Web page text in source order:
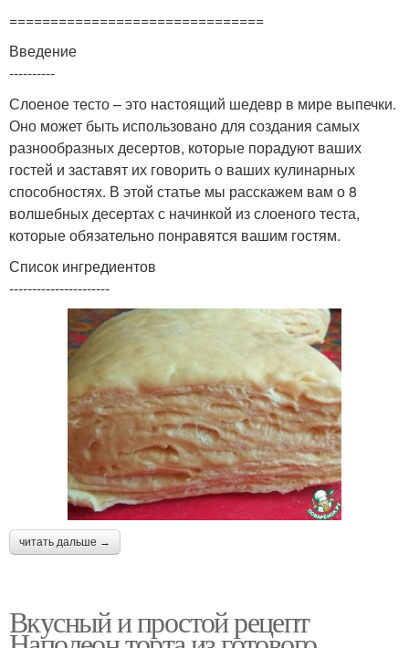
===============================
Введение
----------
Слоеное тесто – это настоящий шедевр в мире выпечки.
Оно может быть использовано для создания самых
разнообразных десертов, которые порадуют ваших
гостей и заставят их говорить о ваших кулинарных
способностях. В этой статье мы расскажем вам о 8
волшебных десертах с начинкой из слоеного теста,
которые обязательно понравятся вашим гостям.
Список ингредиентов
----------------------
читать дальше →
Вкусный и простой рецепт